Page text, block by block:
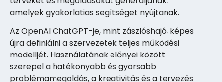
amelyek gyakorlatias segítséget nyújtanak.
Az OpenAI ChatGPT-je, mint zászlóshajó, képes
újra definiálni a szervezetek teljes működési
modelljét. Használatának előnyei között
szerepel a hatékonyabb és gyorsabb
problémamegoldás, a kreativitás és a tervezés